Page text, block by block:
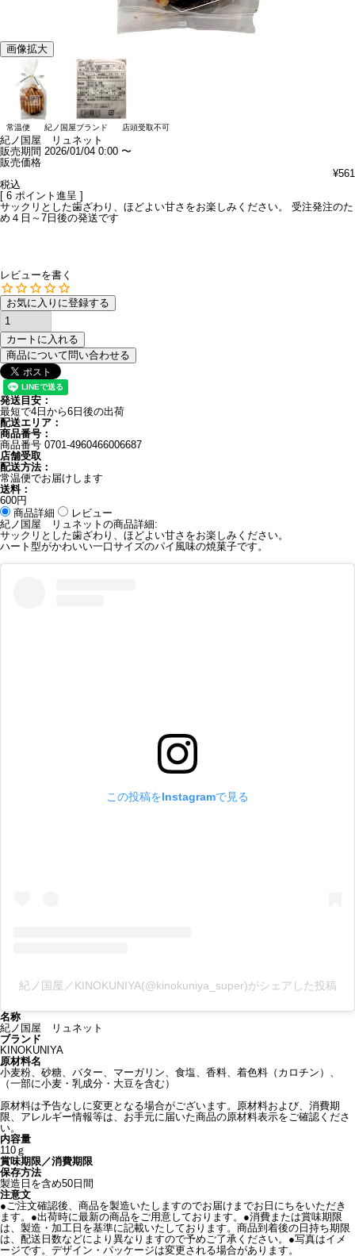
画像拡大
常温便 紀ノ国屋ブランド 店頭受取不可
紀ノ国屋 リュネット
販売期間 2026/01/04 0:00 〜
販売価格
¥561
税込
[ 6 ポイント進呈 ]
サックリとした歯ざわり、ほどよい甘さをお楽しみください。 受注発注のた
め４日～7日後の発送です
レビューを書く
お気に入りに登録する
カートに入れる
商品について問い合わせる
発送目安：
最短で4日から6日後の出荷
配送エリア：
商品番号：
商品番号 0701-4960466006687
店舗受取
配送方法：
常温便でお届けします
送料：
600円
商品詳細
レビュー
紀ノ国屋 リュネットの商品詳細:
サックリとした歯ざわり、ほどよい甘さをお楽しみください。
ハート型がかわいい一口サイズのパイ風味の焼菓子です。
この投稿をInstagramで見る
紀ノ国屋／KINOKUNIYA(@kinokuniya_super)がシェアした投稿
名称
紀ノ国屋 リュネット
ブランド
KINOKUNIYA
原材料名
小麦粉、砂糖、バター、マーガリン、食塩、香料、着色料（カロチン）、
（一部に小麦・乳成分・大豆を含む）
原材料は予告なしに変更となる場合がございます。原材料および、消費期
限、アレルギー情報等は、お手元に届いた商品の原材料表示をご確認くださ
い。
内容量
110ｇ
賞味期限／消費期限
保存方法
製造日を含め50日間
注意文
●ご注文確認後、商品を製造いたしますのでお届けまでお日にちをいただき
ます。●出荷時に最新の商品をご用意しております。●消費または賞味期限
は、製造・加工日を基準に記載いたしております。商品到着後の日持ち期限
は、配送日数などにより異なりますので予めご了承ください。●写真はイメ
ージです。デザイン・パッケージは変更される場合があります。